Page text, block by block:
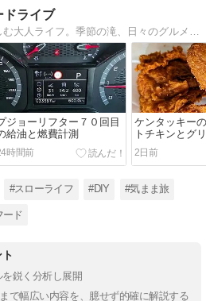
ドライブ
ジョーリフター７０回目
給油と燃費計測
時間前
ケンタッキー
トチキンとグ
ウィングを食
2日前
#スローライフ #DIY #気まま旅
ード
鋭く分析し展開
で幅広い内容を、臆せず的確に解説する